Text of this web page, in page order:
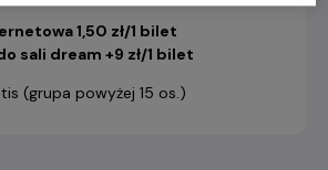
1,50 zł/1 bilet
sali dream +9 zł/1 bilet
(grupa powyżej 15 os.)